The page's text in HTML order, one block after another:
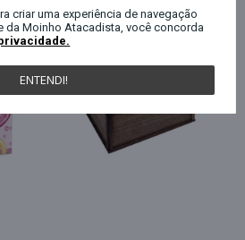
criar uma experiência de navegação
da Moinho Atacadista, você concorda
ENTENDI!